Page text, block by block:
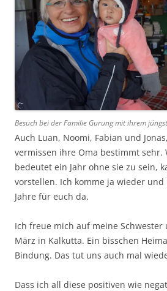
Besuch bei der Familie Gurung mit ihrem
Auch Luan, Noomi, Fabian und
vermissen ihre Oma bestimmt sehr.
bedeutet ein Jahr ohne sie zu sein,
vorstellen. Ich komme ja wieder
Jahre für euch da.
Ich freue mich auf meine Schwester
März in Kalkutta. Ein bisschen
Bindung. Das tut uns auch mal
Dass ich all diese positiven wie